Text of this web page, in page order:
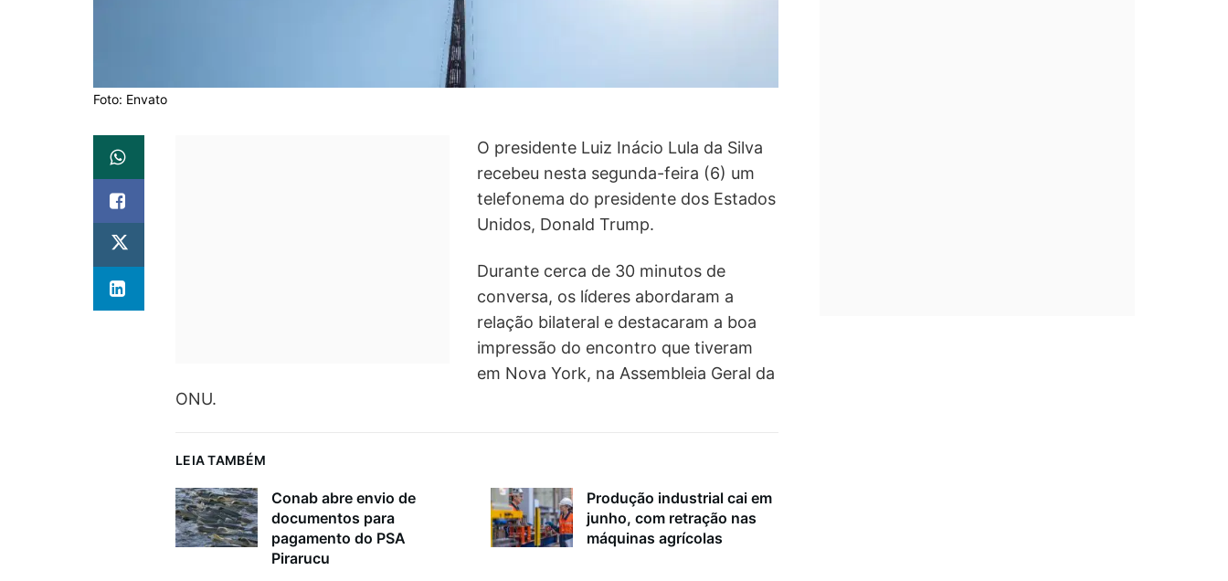
Foto: Envato
O presidente Luiz Inácio Lula da Silva
recebeu nesta segunda-feira (6) um
telefonema do presidente dos Estados
Unidos, Donald Trump.
Durante cerca de 30 minutos de
conversa, os líderes abordaram a
relação bilateral e destacaram a boa
impressão do encontro que tiveram
em Nova York, na Assembleia Geral da
ONU.
LEIA TAMBÉM
Conab abre envio de
documentos para
pagamento do PSA
Pirarucu
Produção industrial cai em
junho, com retração nas
máquinas agrícolas